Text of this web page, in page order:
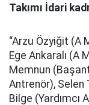
Takımı İdari
“Arzu Özyiğit (A
Ege Ankaralı (A
Memnun
Antrenör), Selen
Bilge